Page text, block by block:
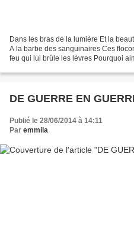
Dans les bras de la lumière Et la
A la barbe des sanguinaires Ces
feu qui lui brûle les lèvres Pourquoi
DE GUERRE EN
Publié le 28/06/2014 à 14:11
Par emmila